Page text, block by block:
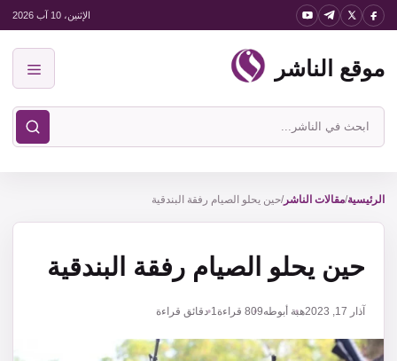
انتقل
المحتوى
الإثنين، 10 آب 2026
موقع الناشر
ابحث
في
الناشر
الرئيسية/مقالات الناشر/حين يحلو الصيام رفقة البندقية
حين يحلو الصيام رفقة البندقية
آذار 17, 2023 هبة أبوطه809 قراءة1 دقائق قراءة